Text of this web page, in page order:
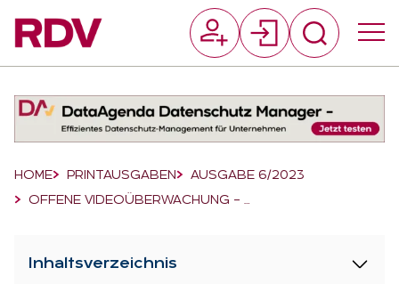
Breadcrumb-Navigation
HOME PRINTAUSGABEN
AUSGABE 6/2023
OFFENE VIDEOÜBERWACHUNG – …
Inhaltsverzeichnis